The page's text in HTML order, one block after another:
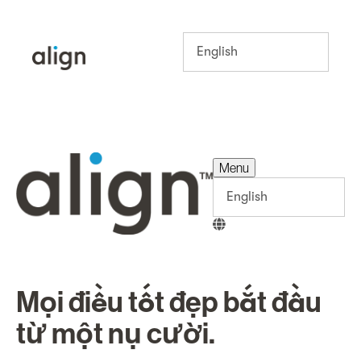
Menu
Mọi điều tốt đẹp bắt đầu
từ một nụ cười.